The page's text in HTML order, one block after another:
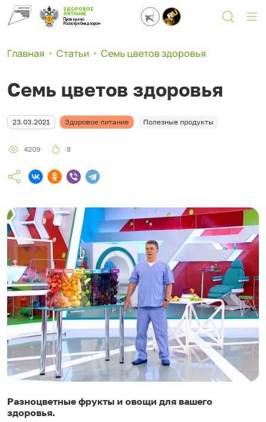
ЗДОРОВОЕ
ПИТАНИЕ
Проверено
Роспотребнадзором
Главная Статьи Семь цветов здоровья
Семь цветов здоровья
23.03.2021 Здоровое питание Полезные продукты
4209 8
Разноцветные фрукты и овощи для вашего
здоровья.